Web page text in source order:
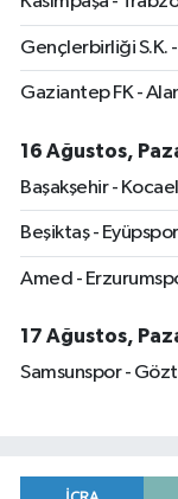
Gençlerbirliği S.K.
Gaziantep FK -
16 Ağustos,
Başakşehir -
Beşiktaş - Eyüpspor
Amed -
17 Ağustos,
Samsunspor -